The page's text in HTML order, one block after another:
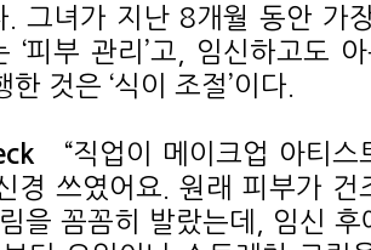
. 그녀가 지난 8개월 동안 가
‘피부 관리’고, 임신하고도
것은 ‘식이 조절’이다.
“직업이 메이크업 아티
경 쓰였어요. 원래 피부가 건
을 꼼꼼히 발랐는데, 임신 후